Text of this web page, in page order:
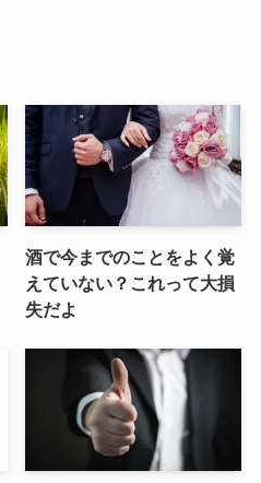
酒で今までのことをよく覚
えていない？これって大損
失だよ